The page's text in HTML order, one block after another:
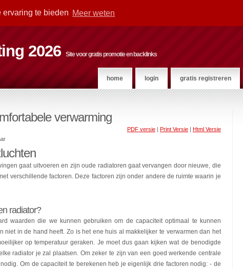
te bieden Meer weten
2026 Site voor gratis promotie en backlinks
home login gratis registreren
verwarming
PDF versie| Print Versie| Html Versie
gaat uitvoeren en zijn oude radiatoren gaat vervangen door nieuwe, die
verschillende factoren. Deze factoren zijn onder andere de ruimte waarin je
radiator?
waarden die we kunnen gebruiken om de capaciteit optimaal te kunnen
in de hand heeft. Zo is het ene huis al makkelijker te verwarmen dan het
op temperatuur geraken. Je moet dus gaan kijken wat de benodigde
radiator je zal plaatsen. Om zeker te zijn van een goed werkende centrale
Om de capaciteit te berekenen heb je eigenlijk drie factoren nodig: - de